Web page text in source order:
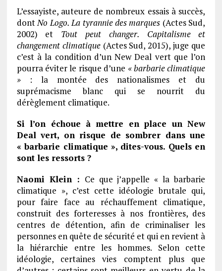
L’essayiste, auteure de nombreux essais à succès,
dontNo Logo. La tyrannie des marques (Actes Sud,
2002) et Tout peut changer. Capitalisme et
changement climatique (Actes Sud, 2015), juge que
c’est à la condition d’un New Deal vert que l’on
pourra éviter le risque d’une «barbarie climatique
»
: la montée des nationalismes et du
suprémacisme blanc qui se nourrit du
dérèglement climatique.
Si l’on échoue à mettre en place un New
Deal vert, on risque de sombrer dans une
« barbarie climatique », dites-vous. Quels en
sont les ressorts ?
Naomi Klein : Ce que j’appelle « la barbarie
climatique », c’est cette idéologie brutale qui,
pour faire face au réchauffement climatique,
construit des forteresses à nos frontières, des
centres de détention, afin de criminaliser les
personnes en quête de sécurité et qui en revient à
la hiérarchie entre les hommes. Selon cette
idéologie, certaines vies comptent plus que